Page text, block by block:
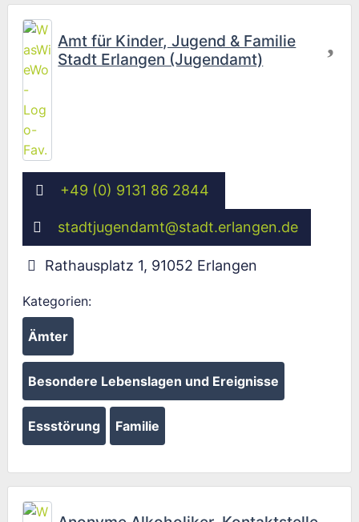
Amt für Kinder, Jugend & Familie
Stadt Erlangen (Jugendamt)
+49 (0) 9131 86 2844
stadtjugendamt@stadt.erlangen.de
Rathausplatz 1, 91052 Erlangen
Kategorien:
Ämter
Besondere Lebenslagen und Ereignisse
Essstörung Familie